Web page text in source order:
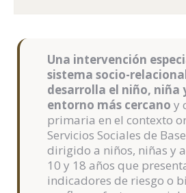
Una intervención
sistema socio-
desarrolla el niño, niña
entorno más cercano y
primaria en el contexto
Servicios Sociales de
dirigido a niños, niñas y
10 y 18 años que
indicadores de riesgo o